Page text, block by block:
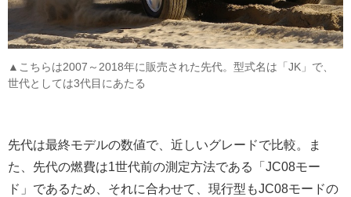
▲こちらは2007～2018年に販売された先代。型式名は「JK」で、
世代としては3代目にあたる
先代は最終モデルの数値で、近しいグレードで比較。ま
た、先代の燃費は1世代前の測定方法である「JC08モー
ド」であるため、それに合わせて、現行型もJC08モードの